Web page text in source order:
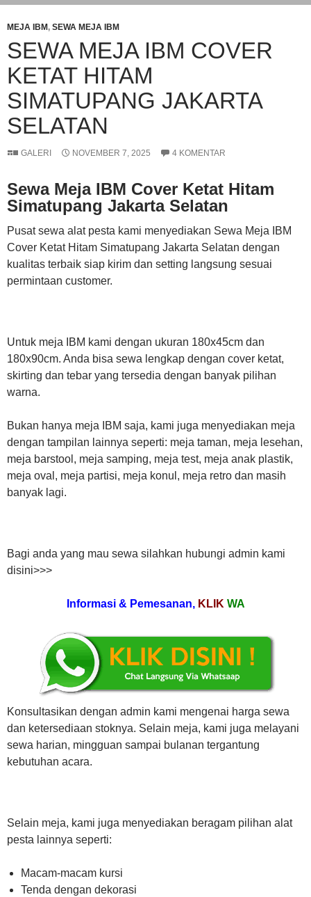
MEJA IBM , SEWA MEJA IBM
SEWA MEJA IBM COVER
KETAT HITAM
SIMATUPANG JAKARTA
SELATAN
GALERI NOVEMBER 7, 2025 4 KOMENTAR
Sewa Meja IBM Cover Ketat Hitam
Simatupang Jakarta Selatan
Pusat sewa alat pesta kami menyediakan Sewa Meja IBM
Cover Ketat Hitam Simatupang Jakarta Selatan dengan
kualitas terbaik siap kirim dan setting langsung sesuai
permintaan customer.
Untuk meja IBM kami dengan ukuran 180x45cm dan
180x90cm. Anda bisa sewa lengkap dengan cover ketat,
skirting dan tebar yang tersedia dengan banyak pilihan
warna.
Bukan hanya meja IBM saja, kami juga menyediakan meja
dengan tampilan lainnya seperti: meja taman, meja lesehan,
meja barstool, meja samping, meja test, meja anak plastik,
meja oval, meja partisi, meja konul, meja retro dan masih
banyak lagi.
Bagi anda yang mau sewa silahkan hubungi admin kami
disini>>>
Informasi & Pemesanan, KLIK WA
Konsultasikan dengan admin kami mengenai harga sewa
dan ketersediaan stoknya. Selain meja, kami juga melayani
sewa harian, mingguan sampai bulanan tergantung
kebutuhan acara.
Selain meja, kami juga menyediakan beragam pilihan alat
pesta lainnya seperti:
Macam-macam kursi
Tenda dengan dekorasi